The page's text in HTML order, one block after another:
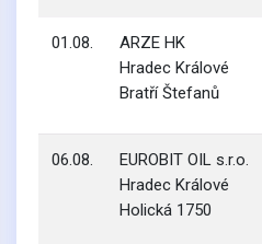
01.08.
ARZE HK
Hradec Králové
Bratří Štefanů
06.08.
EUROBIT OIL s.r.o.
Hradec Králové
Holická 1750